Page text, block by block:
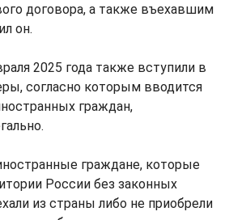
договора, а также въехавшим
он.
2025 года также вступили в
согласно которым вводится
граждан,
граждане, которые
России без законных
из страны либо не приобрели